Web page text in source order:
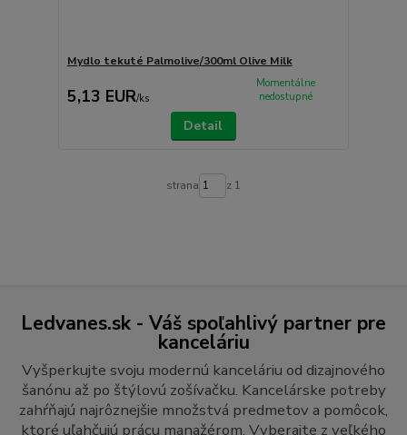
Mydlo tekuté Palmolive/300ml Olive Milk
5,13 EUR/ks
Momentálne
nedostupné
Detail
strana z 1
Ledvanes.sk - Váš spoľahlivý partner pre
kanceláriu
Vyšperkujte svoju modernú kanceláriu od dizajnového
šanónu až po štýlovú zošívačku. Kancelárske potreby
zahŕňajú najrôznejšie množstvá predmetov a pomôcok,
ktoré uľahčujú prácu manažérom. Vyberajte z veľkého